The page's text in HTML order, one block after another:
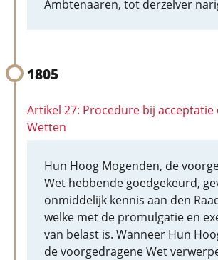
Ambtenaaren, tot derzelver
1805
Artikel 27: Procedure bij
Wetten
Hun Hoog Mogenden, de
Wet hebbende goedgekeurd,
onmiddelijk kennis aan den
welke met de promulgatie en
van belast is. Wanneer Hun
de voorgedragene Wet